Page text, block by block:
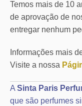
Temos mais de 10
de aprovação de
entregar nenhum
Informações mais
Visite a nossa
A Sinta Paris
que são perfumes